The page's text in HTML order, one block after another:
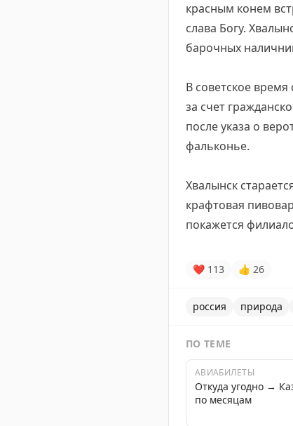
красным конем
слава Богу.
барочных
В советское
за счет
после указа о
фальконье.
Хвалынск
крафтовая
покажется
❤ 113 👍 26
россия природа
ПО ТЕМЕ
АВИАБИЛЕТЫ
Откуда угодно →
по месяцам